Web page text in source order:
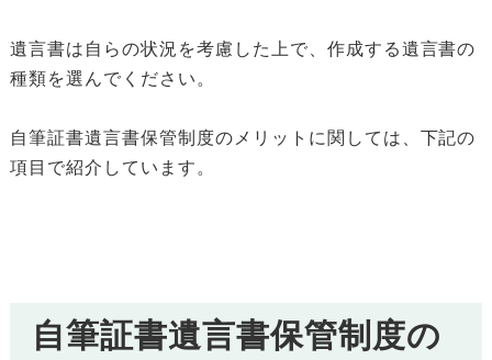
遺言書は自らの状況を考慮した上で、作成する遺言書の
種類を選んでください。
自筆証書遺言書保管制度のメリットに関しては、下記の
項目で紹介しています。
自筆証書遺言書保管制度の